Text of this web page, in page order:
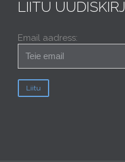
LIITU
Email aadress: